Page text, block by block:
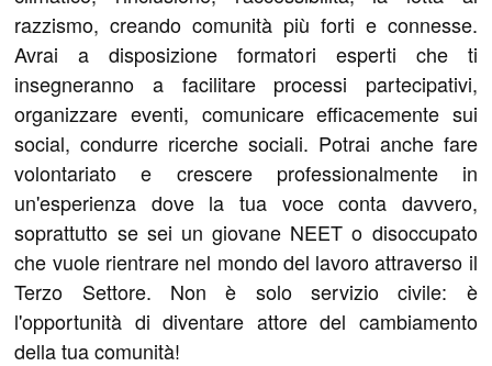
razzismo, creando comunità più forti e connesse.
Avrai a disposizione formatori esperti che ti
insegneranno a facilitare processi partecipativi,
organizzare eventi, comunicare efficacemente sui
social, condurre ricerche sociali. Potrai anche fare
volontariato e crescere professionalmente in
un'esperienza dove la tua voce conta davvero,
soprattutto se sei un giovane NEET o disoccupato
che vuole rientrare nel mondo del lavoro attraverso il
Terzo Settore. Non è solo servizio civile: è
l'opportunità di diventare attore del cambiamento
della tua comunità!